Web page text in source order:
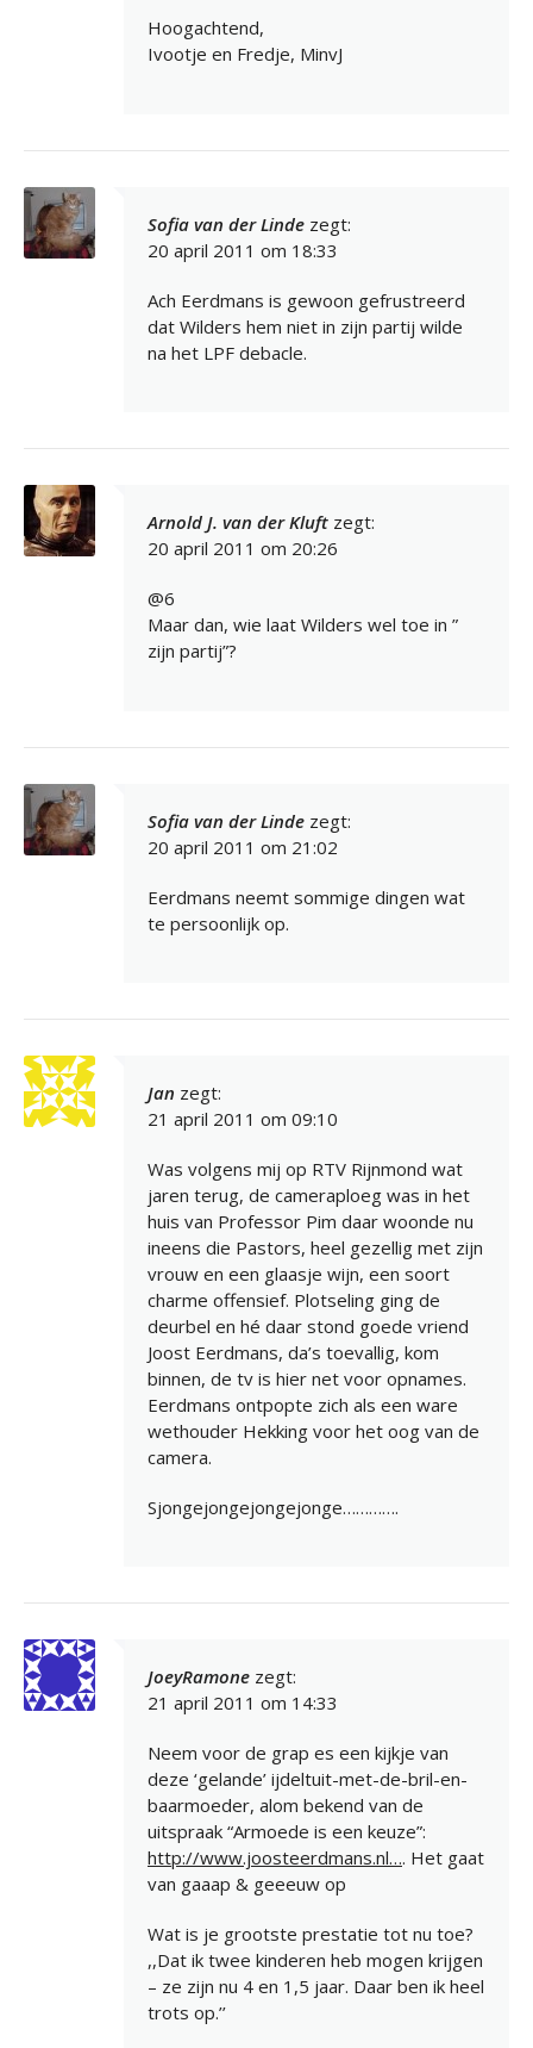
Hoogachtend,
Ivootje en Fredje, MinvJ
Sofia van der Linde zegt:
20 april 2011 om 18:33
Ach Eerdmans is gewoon gefrustreerd
dat Wilders hem niet in zijn partij wilde
na het LPF debacle.
Arnold J. van der Kluft zegt:
20 april 2011 om 20:26
@6
Maar dan, wie laat Wilders wel toe in ”
zijn partij”?
Sofia van der Linde zegt:
20 april 2011 om 21:02
Eerdmans neemt sommige dingen wat
te persoonlijk op.
Jan zegt:
21 april 2011 om 09:10
Was volgens mij op RTV Rijnmond wat
jaren terug, de cameraploeg was in het
huis van Professor Pim daar woonde nu
ineens die Pastors, heel gezellig met zijn
vrouw en een glaasje wijn, een soort
charme offensief. Plotseling ging de
deurbel en hé daar stond goede vriend
Joost Eerdmans, da’s toevallig, kom
binnen, de tv is hier net voor opnames.
Eerdmans ontpopte zich als een ware
wethouder Hekking voor het oog van de
camera.
Sjongejongejongejonge………….
JoeyRamone zegt:
21 april 2011 om 14:33
Neem voor de grap es een kijkje van
deze ‘gelande’ ijdeltuit-met-de-bril-en-
baarmoeder, alom bekend van de
uitspraak “Armoede is een keuze”:
http://www.joosteerdmans.nl…. Het gaat
van gaaap & geeeuw op
Wat is je grootste prestatie tot nu toe?
,,Dat ik twee kinderen heb mogen krijgen
– ze zijn nu 4 en 1,5 jaar. Daar ben ik heel
trots op.’’